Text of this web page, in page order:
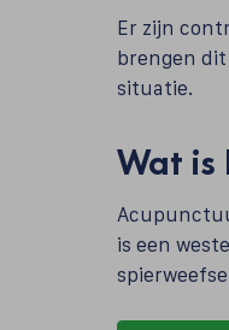
Er zijn
brengen
situatie.
Wat is
is een